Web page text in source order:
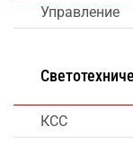
Управление
КСС